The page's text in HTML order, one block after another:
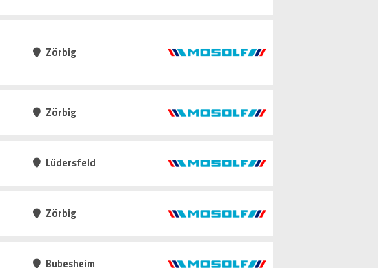
Zörbig
Zörbig
Lüdersfeld
Zörbig
Bubesheim